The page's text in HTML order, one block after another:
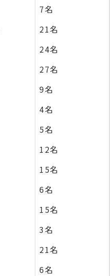
7名
21名
24名
27名
9名
4名
5名
12名
15名
6名
15名
3名
21名
6名